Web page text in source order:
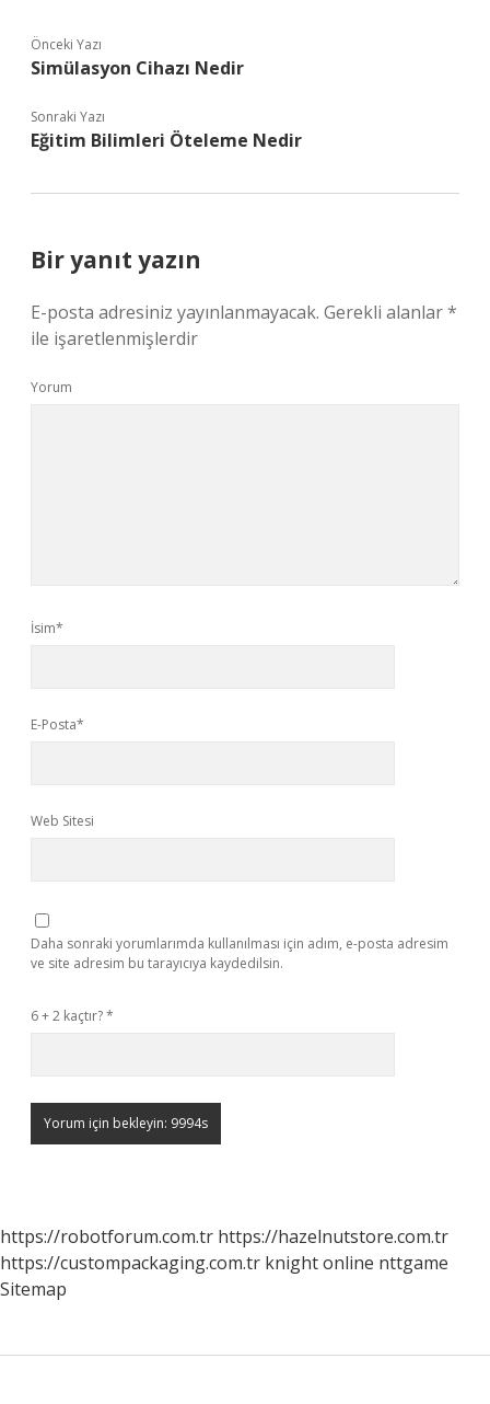
Önceki Yazı
Simülasyon Cihazı Nedir
Sonraki Yazı
Eğitim Bilimleri Öteleme Nedir
Bir yanıt yazın
E-posta adresiniz yayınlanmayacak. Gerekli alanlar*
ile işaretlenmişlerdir
Yorum
İsim*
E-Posta*
Web Sitesi
Daha sonraki yorumlarımda kullanılması için adım, e-posta adresim
ve site adresim bu tarayıcıya kaydedilsin.
6 + 2 kaçtır?*
https://robotforum.com.tr https://hazelnutstore.com.tr
https://custompackaging.com.tr knight online nttgame
Sitemap